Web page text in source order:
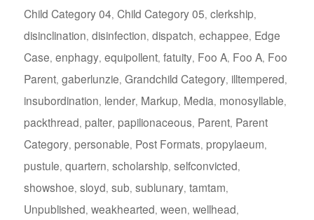
Child Category 04,Child Category 05,clerkship,
disinclination,disinfection,dispatch,echappee, Edge
Case,enphagy,equipollent,fatuity, Foo A, Foo A, Foo
Parent,gaberlunzie,Grandchild Category, illtempered,
insubordination, lender, Markup, Media, monosyllable,
packthread, palter, papilionaceous, Parent, Parent
Category, personable, Post Formats, propylaeum,
pustule,quartern,scholarship,selfconvicted,
showshoe,sloyd,sub,sublunary,tamtam,
Unpublished,weakhearted,ween,wellhead,